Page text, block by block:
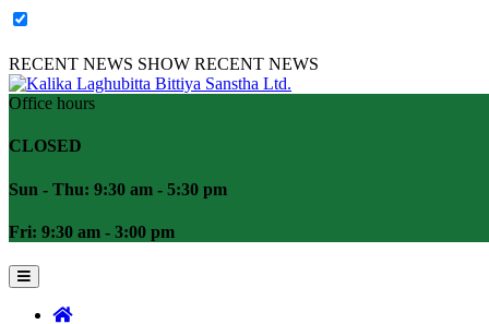
RECENT NEWS SHOW RECENT NEWS
Office hours
CLOSED
Sun - Thu: 9:30 am - 5:30 pm
Fri: 9:30 am - 3:00 pm